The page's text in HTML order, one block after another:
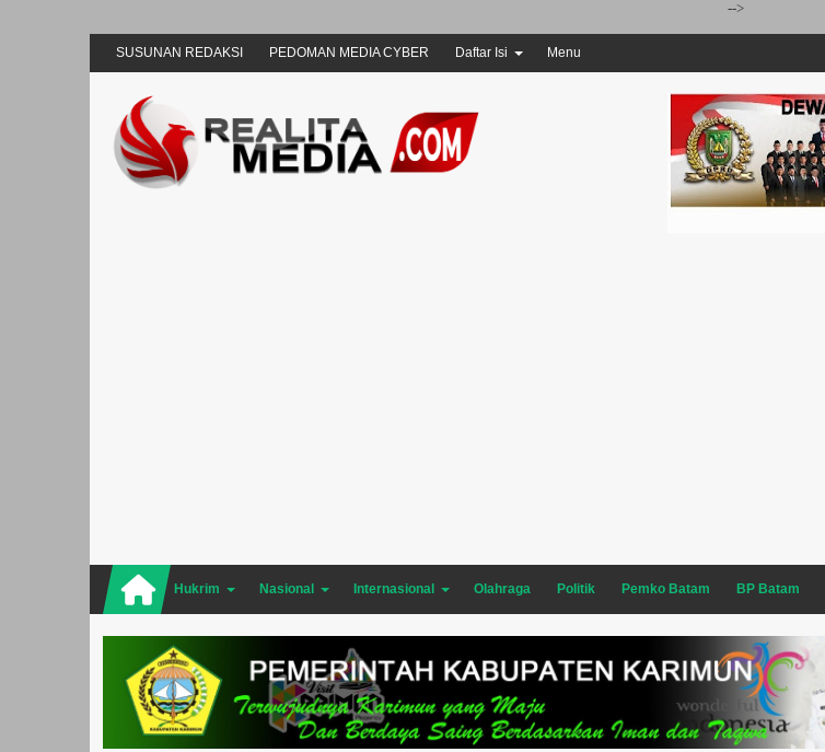
-->
SUSUNAN REDAKSI PEDOMAN MEDIA CYBER Daftar Isi Menu
Hukrim Nasional Internasional Olahraga Politik Pemko Batam BP Batam